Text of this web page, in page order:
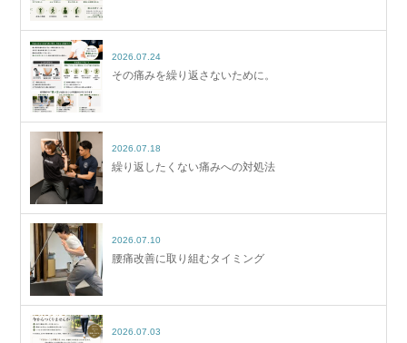
2026.07.24
その痛みを繰り返さないために。
2026.07.18
繰り返したくない痛みへの対処法
2026.07.10
腰痛改善に取り組むタイミング
2026.07.03